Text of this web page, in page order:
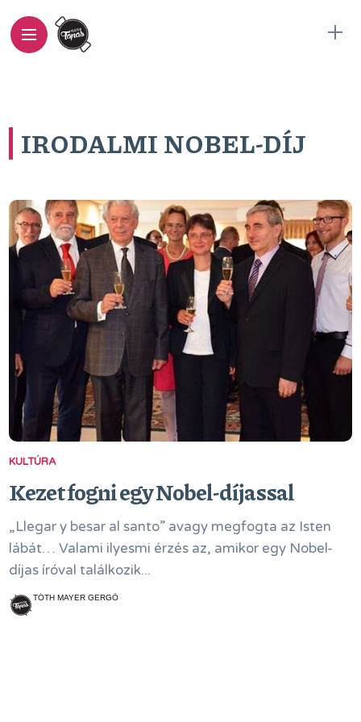
IRODALMI NOBEL-DÍJ
KULTÚRA
Kezet fogni egy Nobel-díjassal
„Llegar y besar al santo” avagy megfogta az Isten
lábát… Valami ilyesmi érzés az, amikor egy Nobel-
díjas íróval találkozik...
TÓTH MAYER GERGŐ